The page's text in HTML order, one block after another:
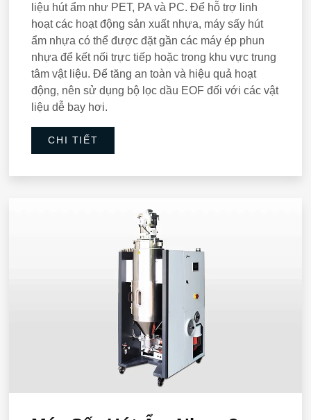
liệu hút ẩm như PET, PA và PC. Để hỗ trợ linh
hoạt các hoạt động sản xuất nhựa, máy sấy hút
ẩm nhựa có thể được đặt gần các máy ép phun
nhựa để kết nối trực tiếp hoặc trong khu vực trung
tâm vật liệu. Để tăng an toàn và hiệu quả hoạt
động, nên sử dụng bộ lọc dầu EOF đối với các vật
liệu dễ bay hơi.
CHI TIẾT